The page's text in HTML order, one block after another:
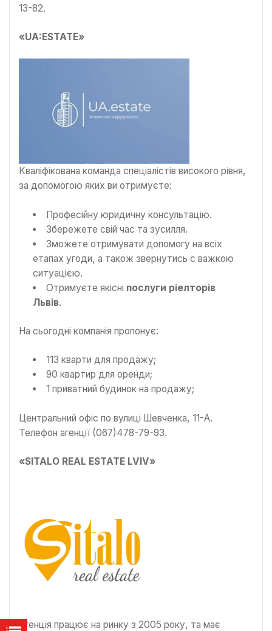
13-82.
«UA:ESTATE»
Кваліфікована команда спеціалістів високого рівня,
за допомогою яких ви отримуєте:
Професійну юридичну консультацію.
Збережете свій час та зусилля.
Зможете отримувати допомогу на всіх
етапах угоди, а також звернутись с важкою
ситуацією.
Отримуєте якісні послуги ріелторів
Львів.
На сьогодні компанія пропонує:
113 кварти для продажу;
90 квартир для оренди;
1 приватний будинок на продажу;
Центральний офіс по вулиці Шевченка, 11-А.
Телефон агенції (067)478-79-93.
«SITALO REAL ESTATE LVIV»
Агенція працює на ринку з 2005 року, та має